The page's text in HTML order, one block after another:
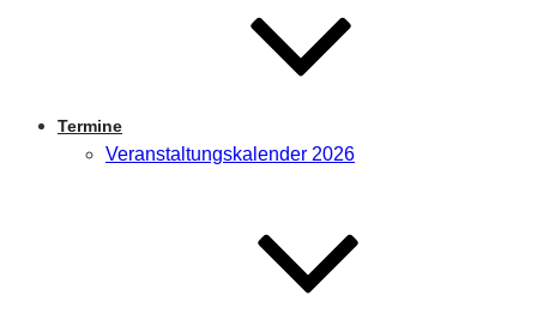
Termine
Veranstaltungskalender 2026